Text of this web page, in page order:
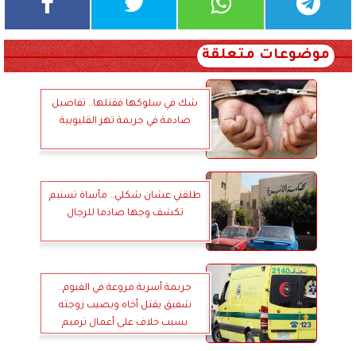
موضوعات متعلقة
شك في سلوكها فقتلها.. تفاصيل
صادمة في جريمة تهز القليوبية
طلقني عشان شكلي.. مأساة تسنيم
تكشف وجها صادما للرجال
جريمة أسرية مروعة في الفيوم..
شقيق يقتل أخاه ويصيب زوجته
بسبب خلاف على أعمال ترميم